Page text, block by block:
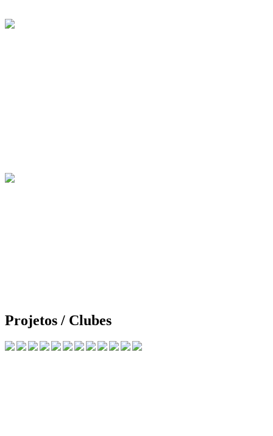
Projetos / Clubes